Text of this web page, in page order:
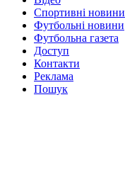
Спортивні новини
Футбольні новини
Футбольна газета
Доступ
Контакти
Реклама
Пошук